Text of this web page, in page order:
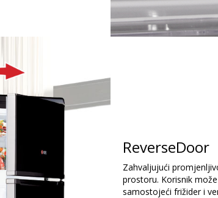
ReverseDoor
Zahvaljujući
prostoru. Korisnik
samostojeći frižider i